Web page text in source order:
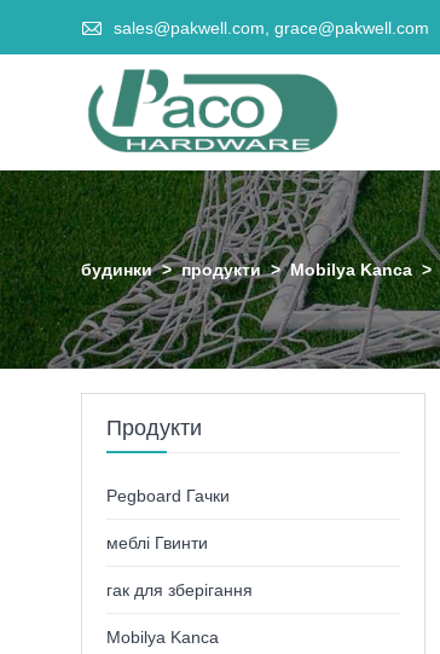
 sales@pakwell.com, grace@pakwell.com
будинки > продукти > Mobilya Kanca >
Продукти
Pegboard Гачки
меблі Гвинти
гак для зберігання
Mobilya Kanca